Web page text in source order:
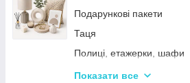
Фени
Гофре та випрямлячі для
Ручні масажери для тіла
Туристичні інструменти
Туристичні нагрівачі
Туристичні плити
Аксесуари
Подарункові пакети
Таця
Полиці, етажерки, шафи
Серветки сервірувальні
Показати все